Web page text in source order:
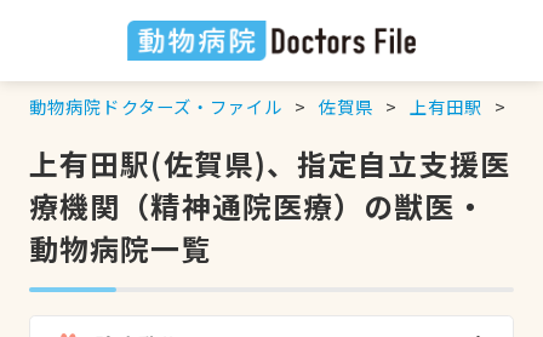
動物病院ドクターズ・ファイル 佐賀県 上有田駅
上有田駅(佐賀県)、指定自立支援医
療機関（精神通院医療）の獣医・
動物病院一覧